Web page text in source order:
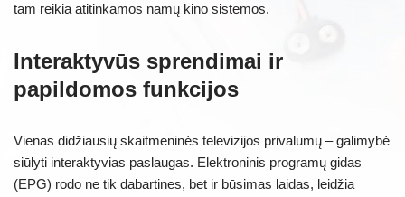
tam reikia atitinkamos namų kino sistemos.
Interaktyvūs sprendimai ir
papildomos funkcijos
Vienas didžiausių skaitmeninės televizijos privalumų – galimybė
siūlyti interaktyvias paslaugas. Elektroninis programų gidas
(EPG) rodo ne tik dabartines, bet ir būsimas laidas, leidžia